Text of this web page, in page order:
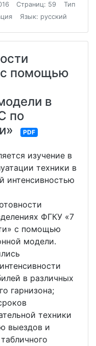
Страниц: 59
Тип
Язык: русский
с помощью
в
по
PDF
изучение в
техники в
интенсивностью
ФГКУ «7
с помощью
модели.
в различных
гарнизона;
техники
выездов и